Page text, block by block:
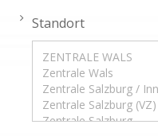
Standort